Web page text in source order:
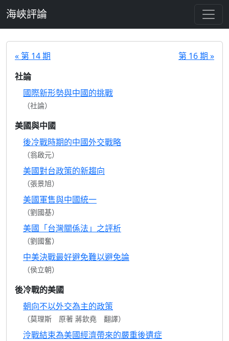
海峽評論
« 第 14 期
第 16 期 »
社論
國際新形勢與中國的挑戰
（社論）
美國與中國
後冷戰時期的中國外交戰略
（翁啟元）
美國對台政策的新趨向
（張景旭）
美國軍售與中國統一
（劉國基）
美國「台灣關係法」之評析
（劉國奮）
中美決戰最好避免難以避免論
（侯立朝）
後冷戰的美國
朝向不以外交為主的政策
（莫理斯 原著 蔣欽堯 翻譯）
泠戰結束為美國經濟帶來的嚴重後遺症